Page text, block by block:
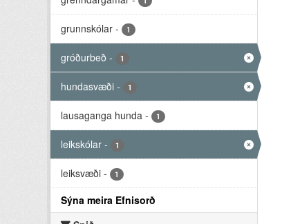
grunnskólar - 1
gróðurbeð - 1
hundasvæði - 1
lausaganga hunda - 1
leikskólar - 1
leiksvæði - 1
Sýna meira Efnisorð